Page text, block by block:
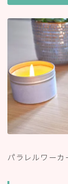
パラレルワーカ